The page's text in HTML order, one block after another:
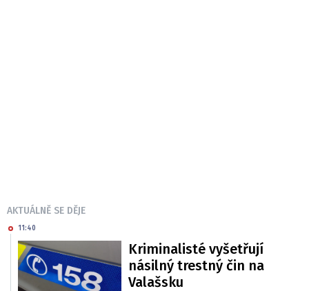
AKTUÁLNĚ SE DĚJE
11:40
Kriminalisté vyšetřují
násilný trestný čin na
Valašsku